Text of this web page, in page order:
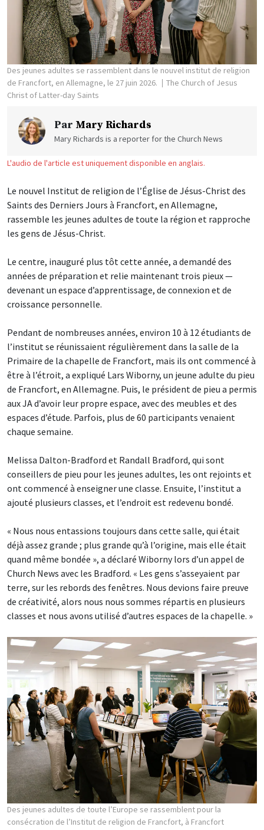
Des jeunes adultes se rassemblent dans le nouvel institut de religion
de Francfort, en Allemagne, le 27 juin 2026.
The Church of Jesus
Christ of Latter-day Saints
Par Mary Richards
Mary Richards is a reporter for the Church News
L'audio de l'article est uniquement disponible en anglais.
Le nouvel Institut de religion de l’Église de Jésus-Christ des
Saints des Derniers Jours à Francfort, en Allemagne,
rassemble les jeunes adultes de toute la région et rapproche
les gens de Jésus-Christ.
Le centre, inauguré plus tôt cette année, a demandé des
années de préparation et relie maintenant trois pieux —
devenant un espace d’apprentissage, de connexion et de
croissance personnelle.
Pendant de nombreuses années, environ 10 à 12 étudiants de
l’institut se réunissaient régulièrement dans la salle de la
Primaire de la chapelle de Francfort, mais ils ont commencé à
être à l’étroit, a expliqué Lars Wiborny, un jeune adulte du pieu
de Francfort, en Allemagne. Puis, le président de pieu a permis
aux JA d’avoir leur propre espace, avec des meubles et des
espaces d’étude. Parfois, plus de 60 participants venaient
chaque semaine.
Melissa Dalton-Bradford et Randall Bradford, qui sont
conseillers de pieu pour les jeunes adultes, les ont rejoints et
ont commencé à enseigner une classe. Ensuite, l’institut a
ajouté plusieurs classes, et l’endroit est redevenu bondé.
« Nous nous entassions toujours dans cette salle, qui était
déjà assez grande ; plus grande qu’à l’origine, mais elle était
quand même bondée », a déclaré Wiborny lors d’un appel de
Church News avec les Bradford. « Les gens s’asseyaient par
terre, sur les rebords des fenêtres. Nous devions faire preuve
de créativité, alors nous nous sommes répartis en plusieurs
classes et nous avons utilisé d’autres espaces de la chapelle. »
Des jeunes adultes de toute l’Europe se rassemblent pour la
consécration de l’Institut de religion de Francfort, à Francfort